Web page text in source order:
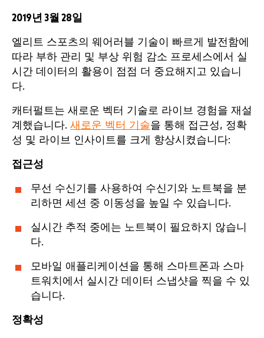
2019년 3월 28일
엘리트 스포츠의 웨어러블 기술이 빠르게 발전함에
따라 부하 관리 및 부상 위험 감소 프로세스에서 실
시간 데이터의 활용이 점점 더 중요해지고 있습니
다.
캐터펄트는 새로운 벡터 기술로 라이브 경험을 재설
계했습니다. 새로운 벡터 기술을 통해 접근성, 정확
성 및 라이브 인사이트를 크게 향상시켰습니다:
접근성
무선 수신기를 사용하여 수신기와 노트북을 분
리하면 세션 중 이동성을 높일 수 있습니다.
실시간 추적 중에는 노트북이 필요하지 않습니
다.
모바일 애플리케이션을 통해 스마트폰과 스마
트워치에서 실시간 데이터 스냅샷을 찍을 수 있
습니다.
정확성